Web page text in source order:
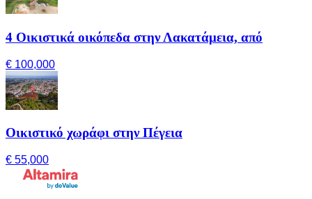
4 Οικιστικά οικόπεδα στην Λακατάμεια, από
€ 100,000
Οικιστικό χωράφι στην Πέγεια
€ 55,000